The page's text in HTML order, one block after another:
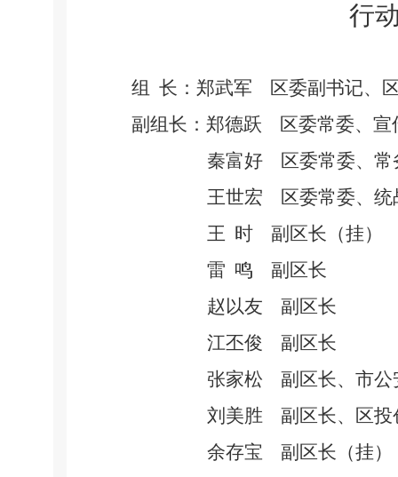
行
组 长：郑武军
区委副书记、
副组长：郑德跃
区委常委、宣
秦富好
区委常委、
王世宏
区委常委、
王 时
副区长（挂）
雷 鸣
副区长
赵以友
副区长
江丕俊
副区长
张家松
副区长、市
刘美胜
副区长、区
余存宝
副区长（挂）